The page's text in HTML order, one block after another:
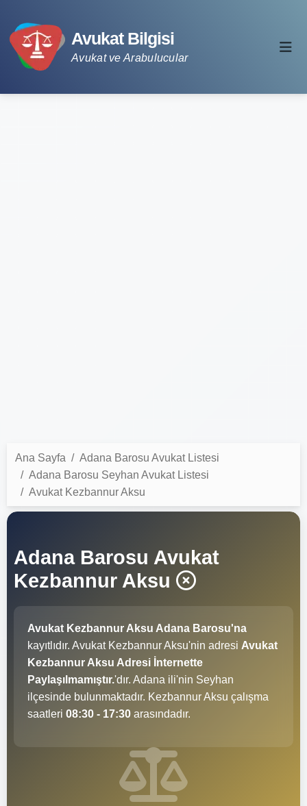
Avukat Bilgisi
Avukat ve Arabulucular
Ana Sayfa
Adana Barosu Avukat Listesi
Adana Barosu Seyhan Avukat Listesi
Avukat Kezbannur Aksu
Adana Barosu Avukat
Kezbannur Aksu
Avukat Kezbannur Aksu Adana Barosu'na
kayıtlıdır. Avukat Kezbannur Aksu'nin adresi Avukat
Kezbannur Aksu Adresi İnternette
Paylaşılmamıştır.'dır. Adana ili'nin Seyhan
ilçesinde bulunmaktadır. Kezbannur Aksu çalışma
saatleri 08:30 - 17:30 arasındadır.